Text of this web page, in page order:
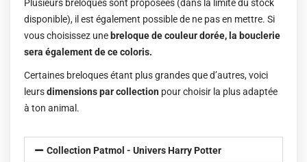
Plusieurs breloques sont proposées (dans la limite du stock
disponible), il est également possible de ne pas en mettre. Si
vous choisissez une breloque de couleur dorée, la bouclerie
sera également de ce coloris.
Certaines breloques étant plus grandes que d’autres, voici
leursdimensions par collection pour choisir la plus adaptée
à ton animal.
Collection Patmol - Univers Harry Potter